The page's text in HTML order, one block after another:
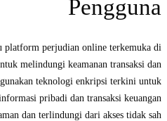
Pengguna
platform perjudian online terkemuka di
melindungi keamanan transaksi dan
teknologi enkripsi terkini untuk
pribadi dan transaksi keuangan
dan terlindungi dari akses tidak sah.